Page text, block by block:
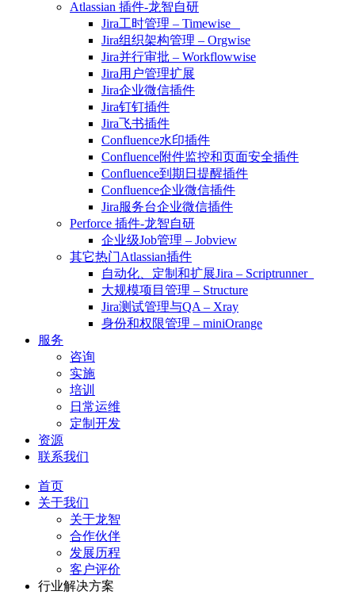
Atlassian 插件-龙智自研
Jira工时管理 – Timewise
Jira组织架构管理 – Orgwise
Jira并行审批 – Workflowwise
Jira用户管理扩展
Jira企业微信插件
Jira钉钉插件
Jira飞书插件
Confluence水印插件
Confluence附件监控和页面安全插件
Confluence到期日提醒插件
Confluence企业微信插件
Jira服务台企业微信插件
Perforce 插件-龙智自研
企业级Job管理 – Jobview
其它热门Atlassian插件
自动化、定制和扩展Jira – Scriptrunner
大规模项目管理 – Structure
Jira测试管理与QA – Xray
身份和权限管理 – miniOrange
服务
咨询
实施
培训
日常运维
定制开发
资源
联系我们
首页
关于我们
关于龙智
合作伙伴
发展历程
客户评价
行业解决方案